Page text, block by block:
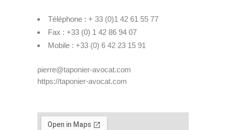
Téléphone : + 33 (0)1 42 61 55 77
Fax : +33 (0) 1 42 86 94 07
Mobile : +33 (0) 6 42 23 15 91
pierre@taponier-avocat.com
https://taponier-avocat.com